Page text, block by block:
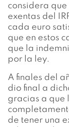
considera
exentas del
cada euro
que en estos
que la
por la ley.
A finales del
dio final a
gracias a que
de tener una